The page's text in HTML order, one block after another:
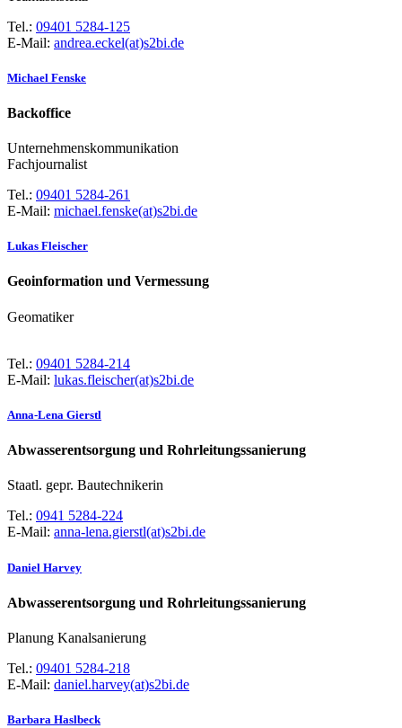
Tel.: 09401 5284-125
E-Mail: andrea.eckel(at)s2bi.de
Michael Fenske
Backoffice
Unternehmenskommunikation
Fachjournalist
Tel.: 09401 5284-261
E-Mail: michael.fenske(at)s2bi.de
Lukas Fleischer
Geoinformation und Vermessung
Geomatiker
Tel.: 09401 5284-214
E-Mail: lukas.fleischer(at)s2bi.de
Anna-Lena Gierstl
Abwasserentsorgung und Rohrleitungssanierung
Staatl. gepr. Bautechnikerin
Tel.: 0941 5284-224
E-Mail: anna-lena.gierstl(at)s2bi.de
Daniel Harvey
Abwasserentsorgung und Rohrleitungssanierung
Planung Kanalsanierung
Tel.: 09401 5284-218
E-Mail: daniel.harvey(at)s2bi.de
Barbara Haslbeck